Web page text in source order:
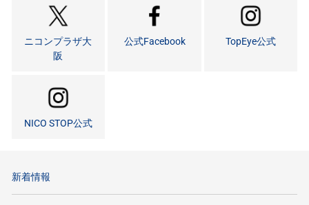
ニコンプラザ大
阪
公式Facebook TopEye公式
NICO STOP公式
新着情報